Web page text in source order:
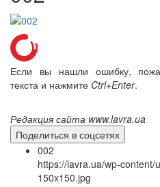
Если вы нашли ошибку,
текста и нажмите Ctrl+Enter.
Редакция сайта www.lavra.ua
Поделиться в соцсетях
002
https://lavra.ua/wp-
150x150.jpg